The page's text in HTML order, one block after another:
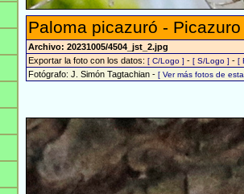
Paloma picazuró -
Archivo: 20231005/4504_jst_2.jpg
Exportar la foto con los datos: [ C/Logo ] - [ S/Logo ] - [
Fotógrafo: J. Simón Tagtachian - [ Ver más fotos de